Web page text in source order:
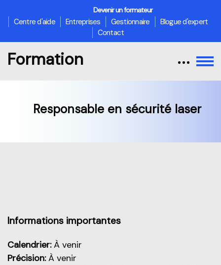
Devenir un formateur
Centre d'aide Entreprises Gestionnaire
Blogue d'expert
Contact
Formation
Responsable en sécurité laser
Informations importantes
Calendrier:À venir
Précision:À venir